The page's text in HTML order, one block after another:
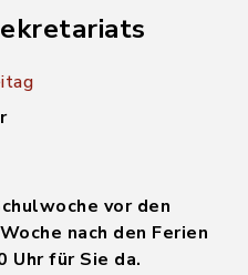
vor den
nach den Ferien
Uhr für Sie da.